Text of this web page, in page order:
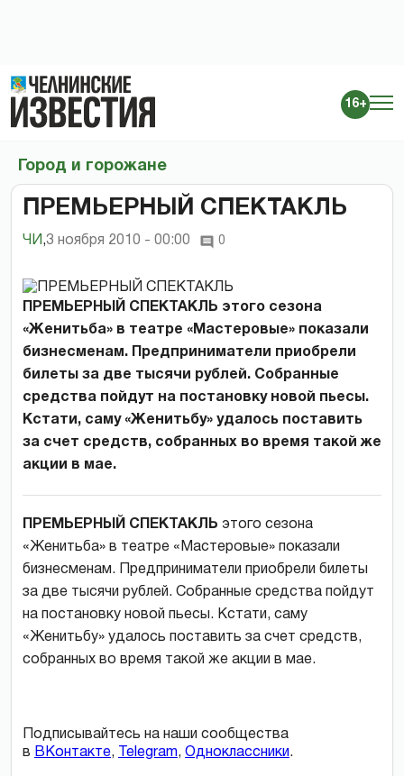
16+
Город и горожане
ПРЕМЬЕРНЫЙ СПЕКТАКЛЬ
ЧИ ,3 ноября 2010 - 00:00 0
ПРЕМЬЕРНЫЙ СПЕКТАКЛЬ этого сезона
«Женитьба» в театре «Мастеровые» показали
бизнесменам. Предприниматели приобрели
билеты за две тысячи рублей. Собранные
средства пойдут на постановку новой пьесы.
Кстати, саму «Женитьбу» удалось поставить
за счет средств, собранных во время такой же
акции в мае.
ПРЕМЬЕРНЫЙ СПЕКТАКЛЬ этого сезона
«Женитьба» в театре «Мастеровые» показали
бизнесменам. Предприниматели приобрели билеты
за две тысячи рублей. Собранные средства пойдут
на постановку новой пьесы. Кстати, саму
«Женитьбу» удалось поставить за счет средств,
собранных во время такой же акции в мае.
Подписывайтесь на наши сообщества
в ВКонтакте, Telegram, Одноклассники.